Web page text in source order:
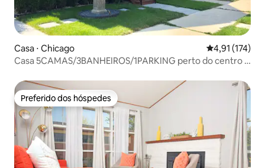
Casa ⋅ Chicago 4,91 de uma
4,91 (174)
Casa 5CAMAS/3BANHEIROS/1PARKING perto do centro e
Preferido dos hóspedes
Preferido dos hóspedes